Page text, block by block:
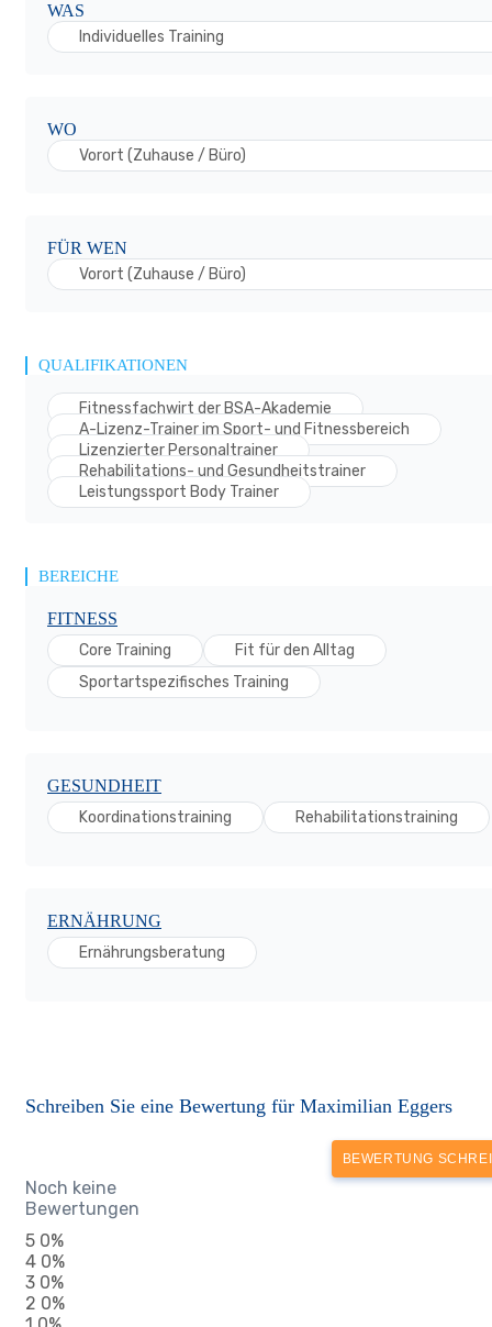
WAS
Individuelles Training
WO
Vorort (Zuhause / Büro)
FÜR WEN
Vorort (Zuhause / Büro)
QUALIFIKATIONEN
Fitnessfachwirt der BSA-Akademie
A-Lizenz-Trainer im Sport- und Fitnessbereich
Lizenzierter Personaltrainer
Rehabilitations- und Gesundheitstrainer
Leistungssport Body Trainer
BEREICHE
FITNESS
Core Training
Fit für den Alltag
Sportartspezifisches Training
GESUNDHEIT
Koordinationstraining
Rehabilitationstraining
ERNÄHRUNG
Ernährungsberatung
Schreiben Sie eine Bewertung für Maximilian Eggers
BEWERTUNG
Noch keine
Bewertungen
5 0%
4 0%
3 0%
2 0%